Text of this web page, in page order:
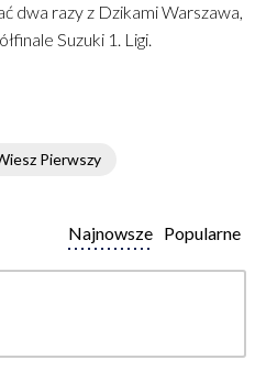
dwa razy z Dzikami Warszawa,
Suzuki 1. Ligi.
Pierwszy
Popularne
Najnowsze